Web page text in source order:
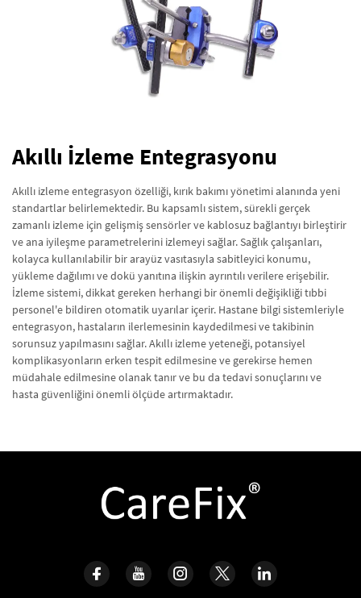
Akıllı İzleme Entegrasyonu
Akıllı izleme entegrasyon özelliği, kırık bakımı yönetimi alanında yeni
standartlar belirlemektedir. Bu kapsamlı sistem, sürekli gerçek
zamanlı izleme için gelişmiş sensörler ve kablosuz bağlantıyı birleştirir
ve ana iyileşme parametrelerini izlemeyi sağlar. Sağlık çalışanları,
kolayca kullanılabilir bir arayüz vasıtasıyla sabitleyici konumu,
yükleme dağılımı ve dokü yanıtına ilişkin ayrıntılı verilere erişebilir.
İzleme sistemi, dikkat gereken herhangi bir önemli değişikliği tıbbi
personel'e bildiren otomatik uyarılar içerir. Hastane bilgi sistemleriyle
entegrasyon, hastaların ilerlemesinin kaydedilmesi ve takibinin
sorunsuz yapılmasını sağlar. Akıllı izleme yeteneği, potansiyel
komplikasyonların erken tespit edilmesine ve gerekirse hemen
müdahale edilmesine olanak tanır ve bu da tedavi sonuçlarını ve
hasta güvenliğini önemli ölçüde artırmaktadır.